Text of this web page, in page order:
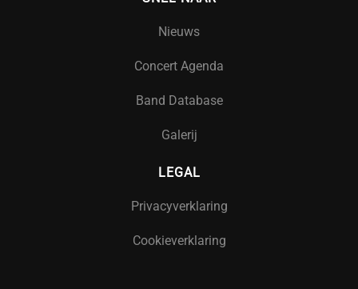
Nieuws
Concert Agenda
Band Database
Galerij
LEGAL
Privacyverklaring
Cookieverklaring